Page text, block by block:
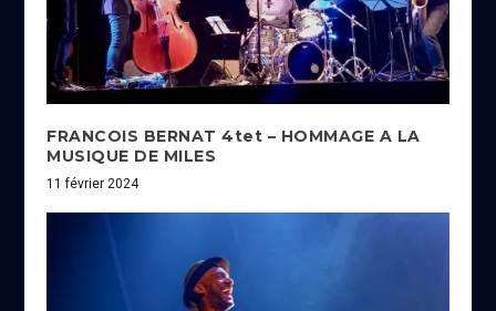
FRANCOIS BERNAT 4tet – HOMMAGE A LA
MUSIQUE DE MILES
11 février 2024